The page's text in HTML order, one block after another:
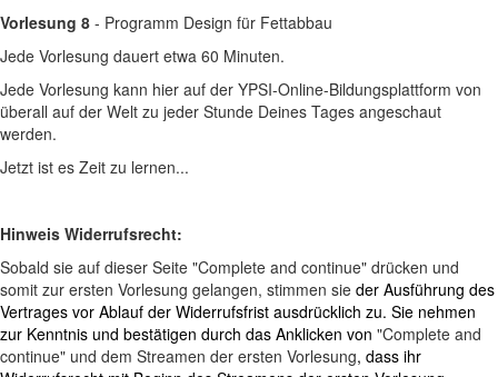
Vorlesung 8 - Programm Design für Fettabbau
Jede Vorlesung dauert etwa 60 Minuten.
Jede Vorlesung kann hier auf der YPSI-Online-Bildungsplattform von
überall auf der Welt zu jeder Stunde Deines Tages angeschaut
werden.
Jetzt ist es Zeit zu lernen...
Hinweis Widerrufsrecht:
Sobald sie auf dieser Seite "Complete and continue" drücken und
somit zur ersten Vorlesung gelangen, stimmen sie der Ausführung des
Vertrages vor Ablauf der Widerrufsfrist ausdrücklich zu. Sie nehmen
zur Kenntnis und bestätigen durch das Anklicken von "Complete and
continue" und dem Streamen der ersten Vorlesung, dass ihr